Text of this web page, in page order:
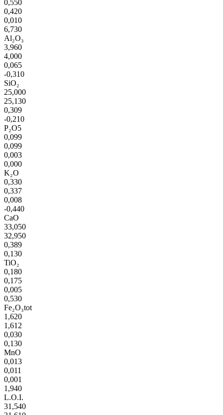
0,550
0,420
0,010
6,730
Al₂O₃
3,960
4,000
0,065
-0,310
SiO₂
25,000
25,130
0,309
-0,210
P₂O5
0,099
0,099
0,003
0,000
K₂O
0,330
0,337
0,008
-0,440
CaO
33,050
32,950
0,389
0,130
TiO₂
0,180
0,175
0,005
0,530
Fe₂O₃tot
1,620
1,612
0,030
0,130
MnO
0,013
0,011
0,001
1,940
L.O.I.
31,540